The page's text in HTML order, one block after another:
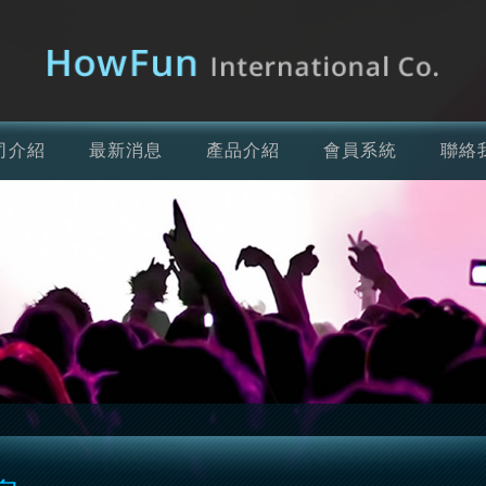
介紹 最新消息 產品介紹 會員系統 聯絡